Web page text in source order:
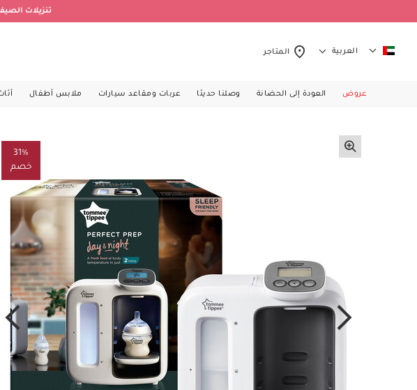
تنزيلات
العربية المتاجر
عروض العودة إلى الحضانة وصلنا حديثا عربات ومقاعد سيارات ملابس أطفال
31%
خصم